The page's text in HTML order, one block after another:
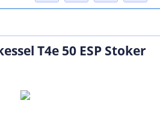
T4e 50 ESP Stoker